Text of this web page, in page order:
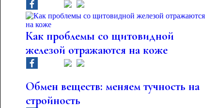
Как проблемы со щитовидной
железой отражаются на коже
Обмен веществ: меняем тучность на
стройность